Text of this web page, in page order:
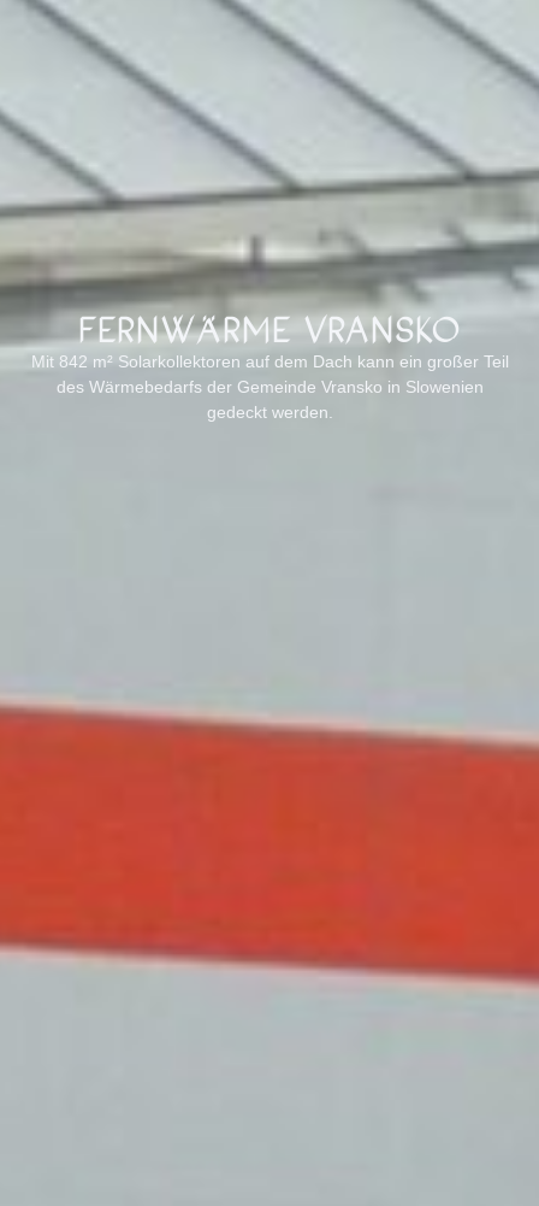
FERNWÄRME VRANSKO
Mit 842 m² Solarkollektoren auf dem Dach kann ein großer Teil
des Wärmebedarfs der Gemeinde Vransko in Slowenien
gedeckt werden.